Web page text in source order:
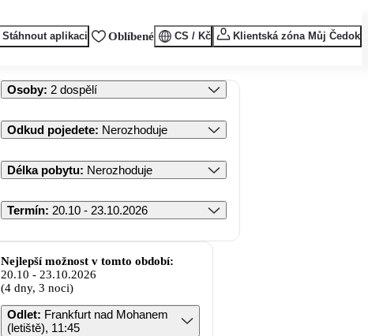
Stáhnout aplikaci Oblíbené CS / Kč Klientská zóna Můj Čedok
Osoby: 2 dospělí
Odkud pojedete: Nerozhoduje
Délka pobytu: Nerozhoduje
Termín: 20.10 - 23.10.2026
Nejlepší možnost v tomto období:
20.10 - 23.10.2026
(4 dny, 3 noci)
Odlet: Frankfurt nad Mohanem
(letiště), 11:45